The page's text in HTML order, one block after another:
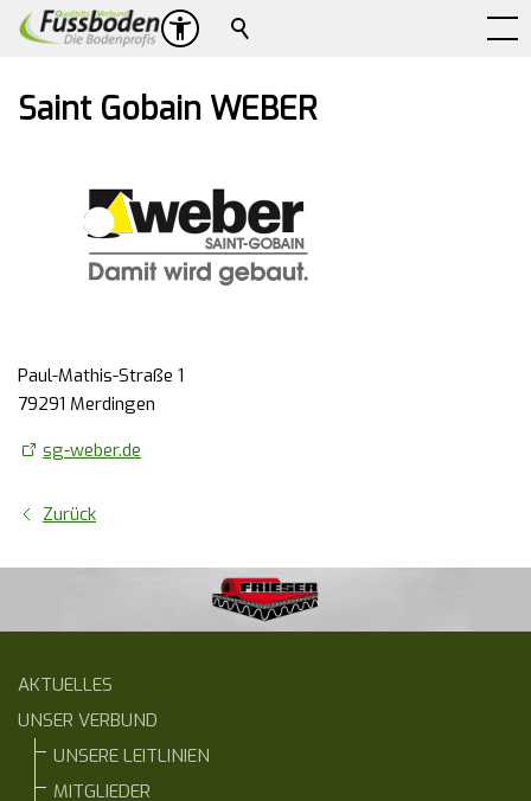
Suche
Saint Gobain WEBER
Paul-Mathis-Straße 1
79291 Merdingen
sg-weber.de
Zurück
AKTUELLES
UNSER VERBUND
UNSERE LEITLINIEN
MITGLIEDER